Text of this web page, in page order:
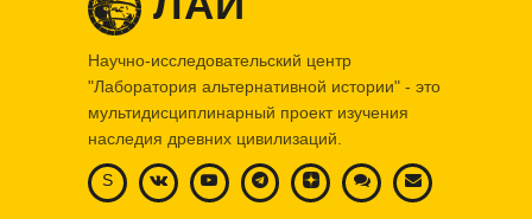
Научно-исследовательский центр
"Лаборатория альтернативной истории" - это
мультидисциплинарный проект изучения
наследия древних цивилизаций.
S